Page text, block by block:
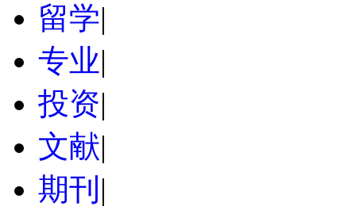
留学|
专业|
投资|
文献|
期刊 |